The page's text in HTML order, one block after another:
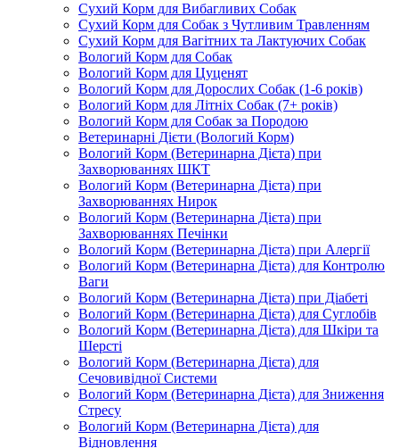
Сухий Корм для Вибагливих Собак
Сухий Корм для Собак з Чутливим Травленням
Сухий Корм для Вагітних та Лактуючих Собак
Вологий Корм для Собак
Вологий Корм для Цуценят
Вологий Корм для Дорослих Собак (1-6 років)
Вологий Корм для Літніх Собак (7+ років)
Вологий Корм для Собак за Породою
Ветеринарні Дієти (Вологий Корм)
Вологий Корм (Ветеринарна Дієта) при
Захворюваннях ШКТ
Вологий Корм (Ветеринарна Дієта) при
Захворюваннях Нирок
Вологий Корм (Ветеринарна Дієта) при
Захворюваннях Печінки
Вологий Корм (Ветеринарна Дієта) при Алергії
Вологий Корм (Ветеринарна Дієта) для Контролю
Ваги
Вологий Корм (Ветеринарна Дієта) при Діабеті
Вологий Корм (Ветеринарна Дієта) для Суглобів
Вологий Корм (Ветеринарна Дієта) для Шкіри та
Шерсті
Вологий Корм (Ветеринарна Дієта) для
Сечовивідної Системи
Вологий Корм (Ветеринарна Дієта) для Зниження
Стресу
Вологий Корм (Ветеринарна Дієта) для
Відновлення